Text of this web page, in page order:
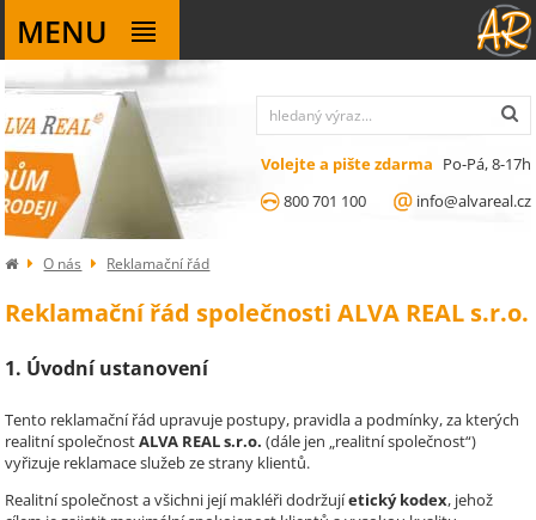
MENU
Volejte a pište zdarma Po-Pá, 8-17h
800 701 100
info@alvareal.cz
O nás Reklamační řád
Reklamační řád společnosti ALVA REAL s.r.o.
1. Úvodní ustanovení
Tento reklamační řád upravuje postupy, pravidla a podmínky, za kterých
realitní společnostALVA REAL s.r.o. (dále jen „realitní společnost“)
vyřizuje reklamace služeb ze strany klientů.
Realitní společnost a všichni její makléři dodržujíetický kodex, jehož